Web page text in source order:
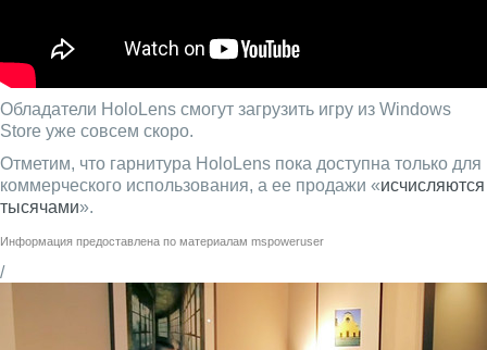
Обладатели HoloLens смогут загрузить игру из Windows
Store уже совсем скоро.
Отметим, что гарнитура HoloLens пока доступна только для
коммерческого использования, а ее продажи «исчисляются
тысячами».
Информация предоставлена по материалам mspoweruser
/